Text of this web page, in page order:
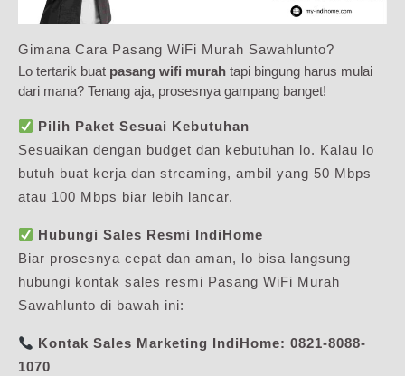
Gimana Cara Pasang WiFi Murah Sawahlunto?
Lo tertarik buat pasang wifi murah tapi bingung harus mulai
dari mana? Tenang aja, prosesnya gampang banget!
Pilih Paket Sesuai Kebutuhan
Sesuaikan dengan budget dan kebutuhan lo. Kalau lo
butuh buat kerja dan streaming, ambil yang 50 Mbps
atau 100 Mbps biar lebih lancar.
Hubungi Sales Resmi IndiHome
Biar prosesnya cepat dan aman, lo bisa langsung
hubungi kontak sales resmi Pasang WiFi Murah
Sawahlunto di bawah ini:
Kontak Sales Marketing IndiHome: 0821-8088-
1070